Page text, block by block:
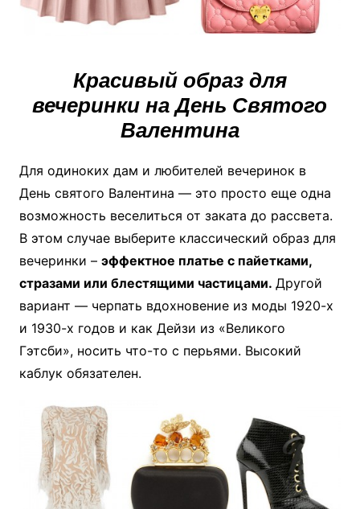
Красивый образ для
вечеринки на День Святого
Валентина
Для одиноких дам и любителей вечеринок в
День святого Валентина — это просто еще одна
возможность веселиться от заката до рассвета.
В этом случае выберите классический образ для
вечеринки – эффектное платье с пайетками,
стразами или блестящими частицами. Другой
вариант — черпать вдохновение из моды 1920-х
и 1930-х годов и как Дейзи из «Великого
Гэтсби», носить что-то с перьями. Высокий
каблук обязателен.